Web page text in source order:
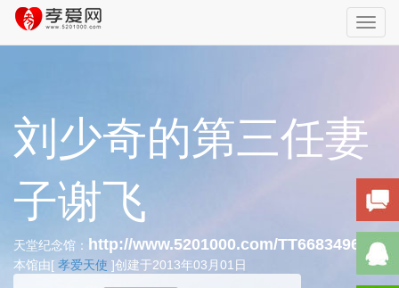
刘少奇的第三任妻
子谢飞
天堂纪念馆： http://www.5201000.com/TT668349643
本馆由[ 孝爱天使 ]创建于2013年03月01日